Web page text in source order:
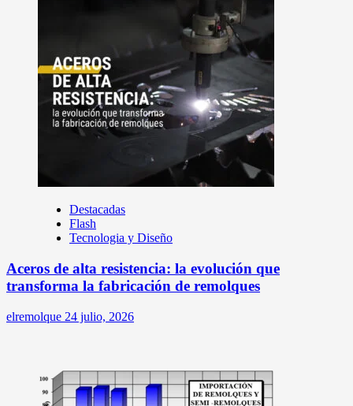
Destacadas
Flash
Tecnologia y Diseño
Aceros de alta resistencia: la evolución que
transforma la fabricación de remolques
elremolque 24 julio, 2026